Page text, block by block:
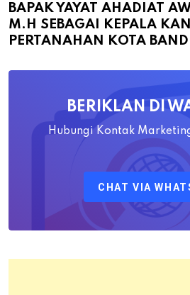
Dilantiknya
Bapak
Ahadiat
Pertanahan
Kota
BAPAK YAYAT AHADIAT
M.H SEBAGAI KEPALA
PERTANAHAN KOTA
BERIKLAN DI
Hubungi Kontak
CHAT VIA